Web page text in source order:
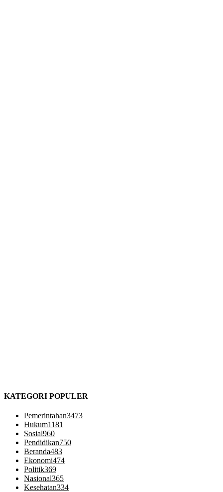
KATEGORI POPULER
Pemerintahan3473
Hukum1181
Sosial960
Pendidikan750
Beranda483
Ekonomi474
Politik369
Nasional365
Kesehatan334